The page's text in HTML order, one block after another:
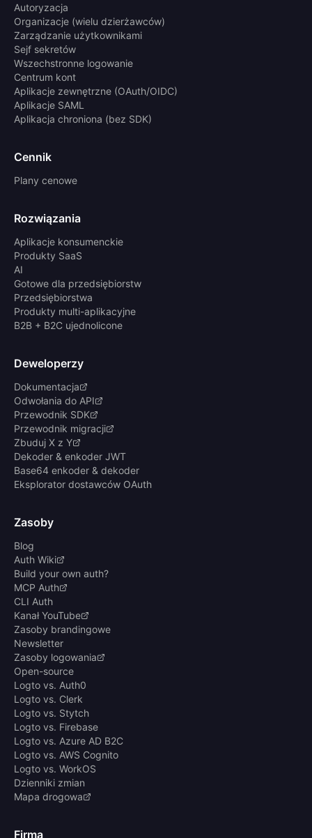
Autoryzacja
Organizacje (wielu dzierżawców)
Zarządzanie użytkownikami
Sejf sekretów
Wszechstronne logowanie
Centrum kont
Aplikacje zewnętrzne (OAuth/OIDC)
Aplikacje SAML
Aplikacja chroniona (bez SDK)
Cennik
Plany cenowe
Rozwiązania
Aplikacje konsumenckie
Produkty SaaS
AI
Gotowe dla przedsiębiorstw
Przedsiębiorstwa
Produkty multi-aplikacyjne
B2B + B2C ujednolicone
Deweloperzy
Dokumentacja
Odwołania do API
Przewodnik SDK
Przewodnik migracji
Zbuduj X z Y
Dekoder & enkoder JWT
Base64 enkoder & dekoder
Eksplorator dostawców OAuth
Zasoby
Blog
Auth Wiki
Build your own auth?
MCP Auth
CLI Auth
Kanał YouTube
Zasoby brandingowe
Newsletter
Zasoby logowania
Open-source
Logto vs. Auth0
Logto vs. Clerk
Logto vs. Stytch
Logto vs. Firebase
Logto vs. Azure AD B2C
Logto vs. AWS Cognito
Logto vs. WorkOS
Dzienniki zmian
Mapa drogowa
Firma